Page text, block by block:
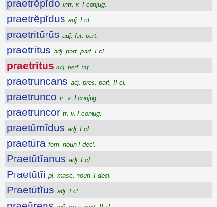
praetrĕpĭdo intr. v. I conjug.
praetrĕpĭdus adj. I cl.
praetritūrūs adj. fut. part.
praetrītus adj. perf. part. I cl.
praetritus adj. perf. inf.
praetruncans adj. pres. part. II cl.
praetrunco tr. v. I conjug.
praetruncor tr. v. I conjug.
praetŭmĭdus adj. I cl.
praetūra fem. noun I decl.
Praetūtĭanus adj. I cl.
Praetūtĭi pl. masc. noun II decl.
Praetūtĭus adj. I cl.